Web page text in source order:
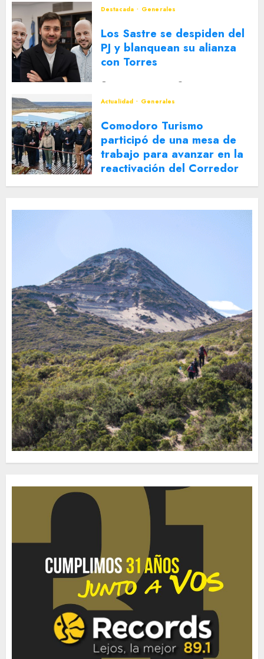
Destacada Generales
Los Sastre se despiden del
PJ y blanquean su alianza
con Torres
Actualidad
Generales
Comodoro Turismo
participó de una mesa de
trabajo para avanzar en la
reactivación del Corredor
Turístico Integrado